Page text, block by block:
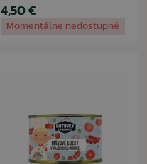
4,50 €
Momentálne nedostupné